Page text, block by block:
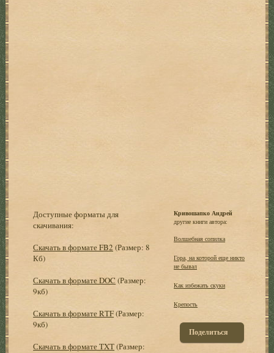
Доступные форматы для
скачивания:
Скачать в формате FB2 (Размер: 8
Кб)
Скачать в формате DOC (Размер:
9кб)
Скачать в формате RTF(Размер:
9кб)
Скачать в формате TXT(Размер:
Кривошапко Андрей
другие книги автора:
Волшебная сопилка
Гора, на которой еще никто
не бывал
Как избежать скуки
Крепость
Поделиться